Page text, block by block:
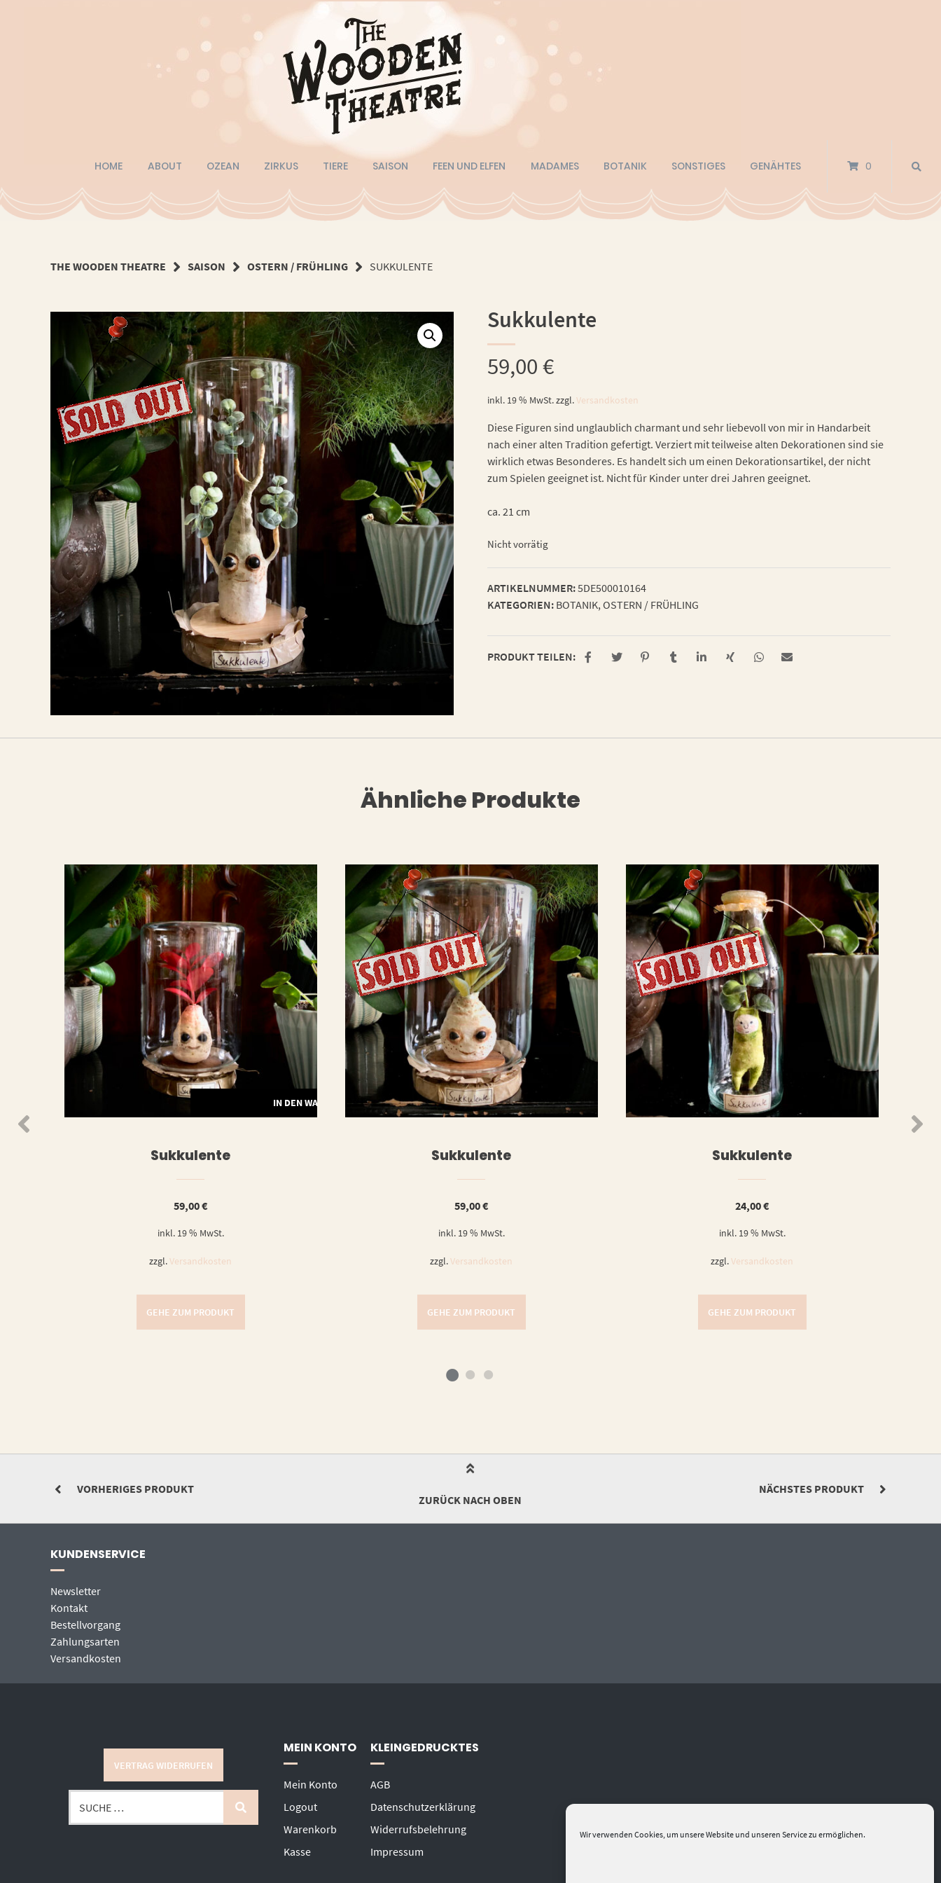
Wir verwenden Cookies, um unsere Website und unseren Service zu ermöglichen.
HOME ABOUT OZEAN ZIRKUS TIERE SAISON FEEN UND ELFEN MADAMES BOTANIK SONSTIGES GENÄHTES 0
THE WOODEN THEATRE SAISON OSTERN / FRÜHLING SUKKULENTE
Sukkulente
59,00€
inkl. 19 % MwSt.zzgl.Versandkosten
Diese Figuren sind unglaublich charmant und sehr liebevoll von mir in Handarbeit
nach einer alten Tradition gefertigt. Verziert mit teilweise alten Dekorationen sind sie
wirklich etwas Besonderes. Es handelt sich um einen Dekorationsartikel, der nicht
zum Spielen geeignet ist. Nicht für Kinder unter drei Jahren geeignet.
ca. 21 cm
Nicht vorrätig
ARTIKELNUMMER:5DE500010164
KATEGORIEN: BOTANIK,OSTERN / FRÜHLING
PRODUKT TEILEN:
Ähnliche Produkte
IN DEN WARENKORB
Sukkulente
59,00€
inkl. 19 % MwSt.
zzgl.Versandkosten
GEHE ZUM PRODUKT
Sukkulente
59,00€
inkl. 19 % MwSt.
zzgl.Versandkosten
GEHE ZUM PRODUKT
WEITERLESEN
Sukkulente
24,00€
inkl. 19 % MwSt.
zzgl.Versandkosten
GEHE ZUM PRODUKT
VORHERIGES PRODUKT
NÄCHSTES PRODUKT
ZURÜCK NACH OBEN
KUNDENSERVICE
Newsletter
Kontakt
Bestellvorgang
Zahlungsarten
Versandkosten
VERTRAG WIDERRUFEN
MEIN KONTO
Mein Konto
Logout
Warenkorb
Kasse
KLEINGEDRUCKTES
AGB
Datenschutzerklärung
Widerrufsbelehrung
Impressum